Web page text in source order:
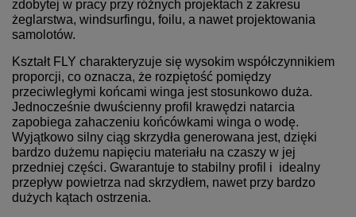
zdobytej w pracy przy różnych projektach z zakresu
żeglarstwa, windsurfingu, foilu, a nawet projektowania
samolotów.
Kształt FLY charakteryzuje się wysokim współczynnikiem
proporcji, co oznacza, że rozpiętość pomiędzy
przeciwległymi końcami winga jest stosunkowo duża.
Jednocześnie dwuścienny profil krawędzi natarcia
zapobiega zahaczeniu końcówkami winga o wodę.
Wyjątkowo silny ciąg skrzydła generowana jest, dzięki
bardzo dużemu napięciu materiału na czaszy w jej
przedniej części. Gwarantuje to stabilny profil i idealny
przepływ powietrza nad skrzydłem, nawet przy bardzo
dużych kątach ostrzenia.